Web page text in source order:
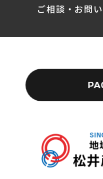
ご相談・お問